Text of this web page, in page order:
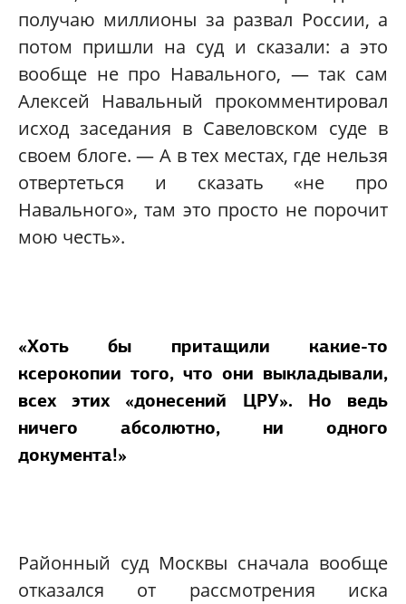
получаю миллионы за развал России, а
потом пришли на суд и сказали: а это
вообще не про Навального, — так сам
Алексей Навальный прокомментировал
исход заседания в Савеловском суде в
своем блоге. — А в тех местах, где нельзя
отвертеться и сказать «не про
Навального», там это просто не порочит
мою честь».
«Хоть бы притащили какие-то
ксерокопии того, что они выкладывали,
всех этих «донесений ЦРУ». Но ведь
ничего абсолютно, ни одного
документа!»
Районный суд Москвы сначала вообще
отказался от рассмотрения иска